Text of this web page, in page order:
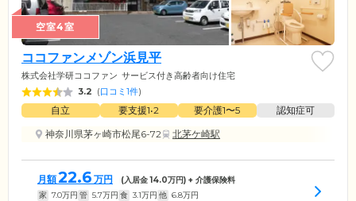
空室4室
ココファンメゾン浜見平
株式会社学研ココファン サービス付き高齢者向け住宅
3.2 (口コミ1件)
自立 要支援1•2 要介護1〜5
認知症可
神奈川県茅ヶ崎市松尾6-72
北茅ケ崎駅
月額22.6 万円 (入居金14.0万円) + 介護保険料
家 7.0万円 管 5.7万円 食 3.1万円 他 6.8万円